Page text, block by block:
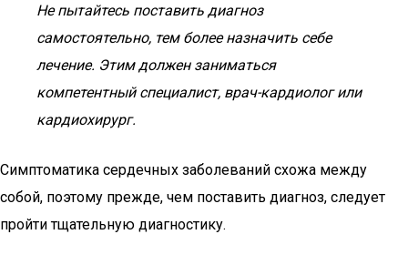
Не пытайтесь поставить диагноз
самостоятельно, тем более назначить себе
лечение. Этим должен заниматься
компетентный специалист, врач-кардиолог или
кардиохирург.
Симптоматика сердечных заболеваний схожа между
собой, поэтому прежде, чем поставить диагноз, следует
пройти тщательную диагностику.